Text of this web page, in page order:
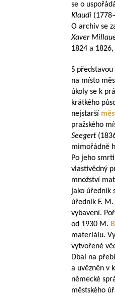
se o
Klaudi (
O archiv se
Xaver
1824 a
S
na místo
úkoly se k
krátkého
nejstarší
pražského
Seegert(
mimořádně
Po jeho
vlastivědný
množství
jako úředník
úředník F. M.
vybavení.
od 1930 M.
materiálu.
vytvořené
Dbal na
a uvězněn v
německé
městského